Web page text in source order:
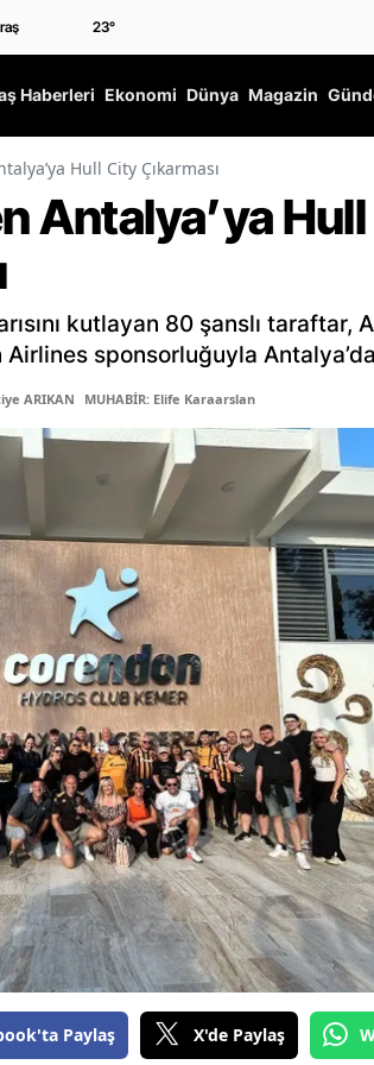
23°
Haberleri Ekonomi Dünya Magazin
Hull City Çıkarması
Antalya’ya Hull
kutlayan 80 şanslı taraftar,
Airlines sponsorluğuyla
ARIKAN MUHABİR: Elife Karaarslan
Paylaş X'de Paylaş